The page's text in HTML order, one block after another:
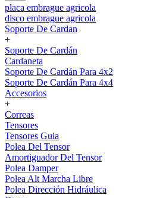
placa embrague agricola
disco embrague agricola
Soporte De Cardan
+
Soporte De Cardán
Cardaneta
Soporte De Cardán Para 4x2
Soporte De Cardán Para 4x4
Accesorios
+
Correas
Tensores
Tensores Guia
Polea Del Tensor
Amortiguador Del Tensor
Polea Damper
Polea Alt Marcha Libre
Polea Dirección Hidráulica